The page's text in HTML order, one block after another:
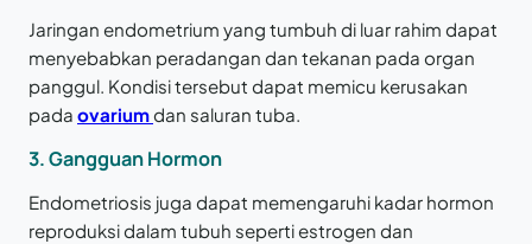
Jaringan endometrium yang tumbuh di luar rahim dapat
menyebabkan peradangan dan tekanan pada organ
panggul. Kondisi tersebut dapat memicu kerusakan
pada ovariumdan saluran tuba.
3. Gangguan Hormon
Endometriosis juga dapat memengaruhi kadar hormon
reproduksi dalam tubuh seperti estrogen dan